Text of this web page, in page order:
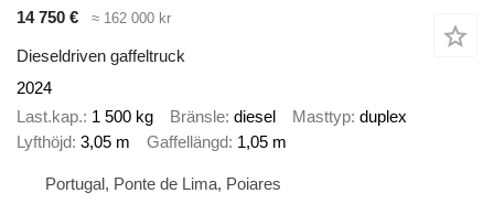
14 750 €
≈ 162 000 kr
Dieseldriven gaffeltruck
2024
Last.kap. 1 500 kg Bränsle diesel Masttyp duplex
Lyfthöjd 3,05 m Gaffellängd 1,05 m
Portugal, Ponte de Lima, Poiares